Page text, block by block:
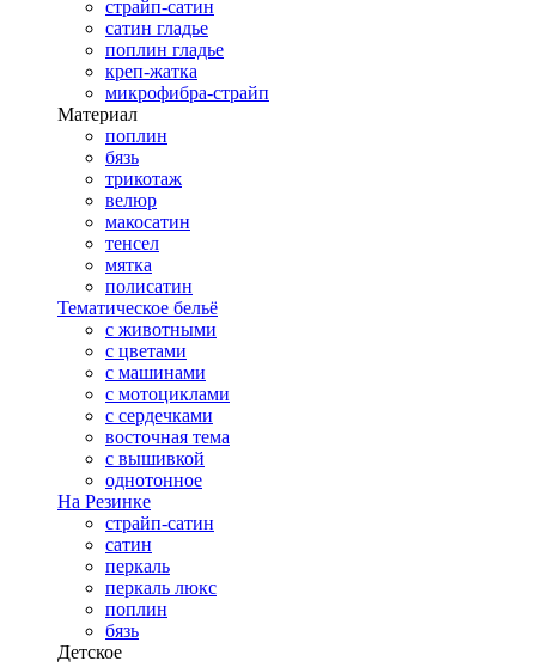
страйп-сатин
сатин гладье
поплин гладье
креп-жатка
микрофибра-страйп
Материал
поплин
бязь
трикотаж
велюр
макосатин
тенсел
мятка
полисатин
Тематическое бельё
с животными
с цветами
с машинами
с мотоциклами
с сердечками
восточная тема
с вышивкой
однотонное
На Резинке
страйп-сатин
сатин
перкаль
перкаль люкс
поплин
бязь
Детское